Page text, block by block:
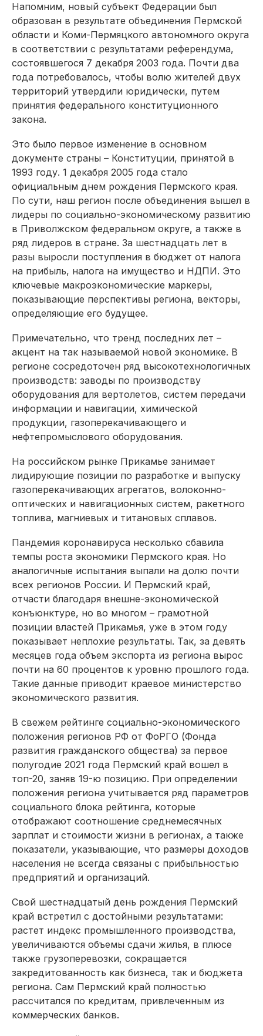
Напомним, новый субъект Федерации был
образован в результате объединения Пермской
области и Коми-Пермяцкого автономного округа
в соответствии с результатами референдума,
состоявшегося 7 декабря 2003 года. Почти два
года потребовалось, чтобы волю жителей двух
территорий утвердили юридически, путем
принятия федерального конституционного
закона.
Это было первое изменение в основном
документе страны – Конституции, принятой в
1993 году. 1 декабря 2005 года стало
официальным днем рождения Пермского края.
По сути, наш регион после объединения вышел в
лидеры по социально-экономическому развитию
в Приволжском федеральном округе, а также в
ряд лидеров в стране. За шестнадцать лет в
разы выросли поступления в бюджет от налога
на прибыль, налога на имущество и НДПИ. Это
ключевые макроэкономические маркеры,
показывающие перспективы региона, векторы,
определяющие его будущее.
Примечательно, что тренд последних лет –
акцент на так называемой новой экономике. В
регионе сосредоточен ряд высокотехнологичных
производств: заводы по производству
оборудования для вертолетов, систем передачи
информации и навигации, химической
продукции, газоперекачивающего и
нефтепромыслового оборудования.
На российском рынке Прикамье занимает
лидирующие позиции по разработке и выпуску
газоперекачивающих агрегатов, волоконно-
оптических и навигационных систем, ракетного
топлива, магниевых и титановых сплавов.
Пандемия коронавируса несколько сбавила
темпы роста экономики Пермского края. Но
аналогичные испытания выпали на долю почти
всех регионов России. И Пермский край,
отчасти благодаря внешне-экономической
конъюнктуре, но во многом – грамотной
позиции властей Прикамья, уже в этом году
показывает неплохие результаты. Так, за девять
месяцев года объем экспорта из региона вырос
почти на 60 процентов к уровню прошлого года.
Такие данные приводит краевое министерство
экономического развития.
В свежем рейтинге социально-экономического
положения регионов РФ от ФоРГО (Фонда
развития гражданского общества) за первое
полугодие 2021 года Пермский край вошел в
топ-20, заняв 19-ю позицию. При определении
положения региона учитывается ряд параметров
социального блока рейтинга, которые
отображают соотношение среднемесячных
зарплат и стоимости жизни в регионах, а также
показатели, указывающие, что размеры доходов
населения не всегда связаны с прибыльностью
предприятий и организаций.
Свой шестнадцатый день рождения Пермский
край встретил с достойными результатами:
растет индекс промышленного производства,
увеличиваются объемы сдачи жилья, в плюсе
также грузоперевозки, сокращается
закредитованность как бизнеса, так и бюджета
региона. Сам Пермский край полностью
рассчитался по кредитам, привлеченным из
коммерческих банков.